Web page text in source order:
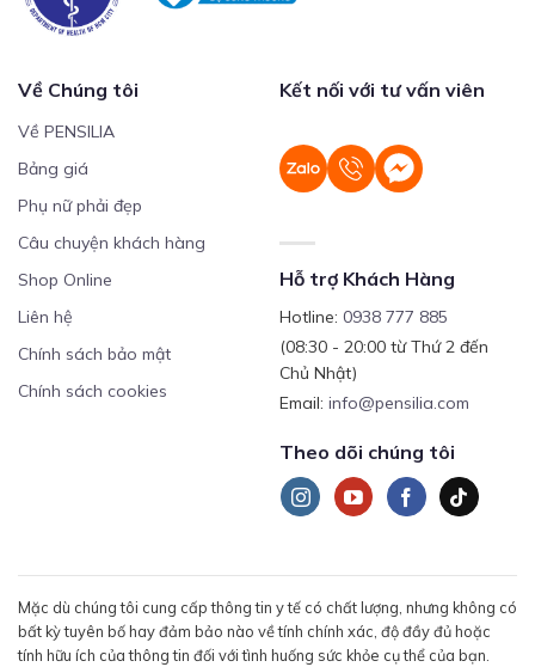
Về Chúng tôi
Về PENSILIA
Bảng giá
Phụ nữ phải đẹp
Câu chuyện khách hàng
Shop Online
Liên hệ
Chính sách bảo mật
Chính sách cookies
Kết nối với tư vấn viên
Hỗ trợ Khách Hàng
Hotline: 0938 777 885
(08:30 - 20:00 từ Thứ 2 đến
Chủ Nhật)
Email: info@pensilia.com
Theo dõi chúng tôi
Mặc dù chúng tôi cung cấp thông tin y tế có chất lượng, nhưng không có
bất kỳ tuyên bố hay đảm bảo nào về tính chính xác, độ đầy đủ hoặc
tính hữu ích của thông tin đối với tình huống sức khỏe cụ thể của bạn.